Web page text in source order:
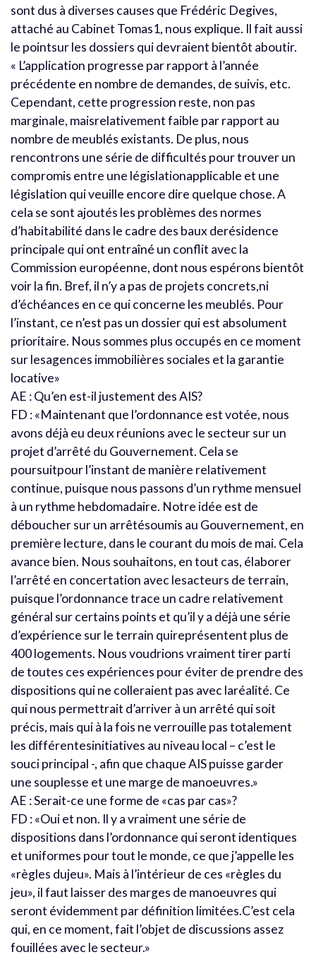
sont dus à diverses causes que Frédéric Degives,
attaché au Cabinet Tomas1, nous explique. Il fait aussi
le pointsur les dossiers qui devraient bientôt aboutir.
« L’application progresse par rapport à l’année
précédente en nombre de demandes, de suivis, etc.
Cependant, cette progression reste, non pas
marginale, maisrelativement faible par rapport au
nombre de meublés existants. De plus, nous
rencontrons une série de difficultés pour trouver un
compromis entre une législationapplicable et une
législation qui veuille encore dire quelque chose. A
cela se sont ajoutés les problèmes des normes
d’habitabilité dans le cadre des baux derésidence
principale qui ont entraîné un conflit avec la
Commission européenne, dont nous espérons bientôt
voir la fin. Bref, il n’y a pas de projets concrets,ni
d’échéances en ce qui concerne les meublés. Pour
l’instant, ce n’est pas un dossier qui est absolument
prioritaire. Nous sommes plus occupés en ce moment
sur lesagences immobilières sociales et la garantie
locative»
AE : Qu’en est-il justement des AIS?
FD : «Maintenant que l’ordonnance est votée, nous
avons déjà eu deux réunions avec le secteur sur un
projet d’arrêté du Gouvernement. Cela se
poursuitpour l’instant de manière relativement
continue, puisque nous passons d’un rythme mensuel
à un rythme hebdomadaire. Notre idée est de
déboucher sur un arrêtésoumis au Gouvernement, en
première lecture, dans le courant du mois de mai. Cela
avance bien. Nous souhaitons, en tout cas, élaborer
l’arrêté en concertation avec lesacteurs de terrain,
puisque l’ordonnance trace un cadre relativement
général sur certains points et qu’il y a déjà une série
d’expérience sur le terrain quireprésentent plus de
400 logements. Nous voudrions vraiment tirer parti
de toutes ces expériences pour éviter de prendre des
dispositions qui ne colleraient pas avec laréalité. Ce
qui nous permettrait d’arriver à un arrêté qui soit
précis, mais qui à la fois ne verrouille pas totalement
les différentesinitiatives au niveau local – c’est le
souci principal -, afin que chaque AIS puisse garder
une souplesse et une marge de manoeuvres.»
AE : Serait-ce une forme de «cas par cas»?
FD : «Oui et non. Il y a vraiment une série de
dispositions dans l’ordonnance qui seront identiques
et uniformes pour tout le monde, ce que j’appelle les
«règles dujeu». Mais à l’intérieur de ces «règles du
jeu», il faut laisser des marges de manoeuvres qui
seront évidemment par définition limitées.C’est cela
qui, en ce moment, fait l’objet de discussions assez
fouillées avec le secteur.»